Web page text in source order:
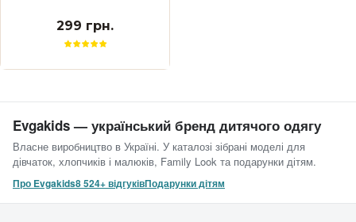
299 грн.
Evgakids — український бренд дитячого одягу
Власне виробництво в Україні. У каталозі зібрані моделі для
дівчаток, хлопчиків і малюків, Family Look та подарунки дітям.
Про Evgakids8 524+ відгуківПодарунки дітям